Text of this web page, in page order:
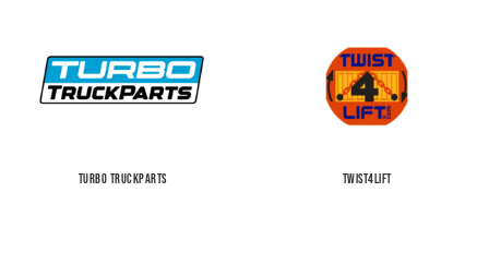
TURBO TRUCKPARTS TWIST4LIFT